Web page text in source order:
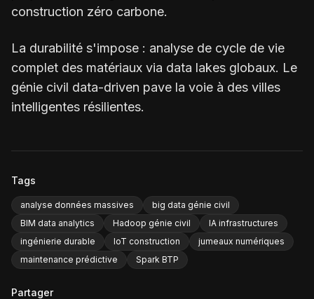
construction zéro carbone.
La durabilité s'impose : analyse de cycle de vie
complet des matériaux via data lakes globaux. Le
génie civil data-driven pave la voie à des villes
intelligentes résilientes.
Tags
analyse données massives
big data génie civil
BIM data analytics
Hadoop génie civil
IA infrastructures
ingénierie durable
IoT construction
jumeaux numériques
maintenance prédictive
Spark BTP
Partager